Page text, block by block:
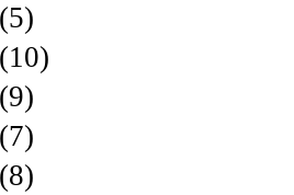
(5)
(10)
(9)
(7)
(8)